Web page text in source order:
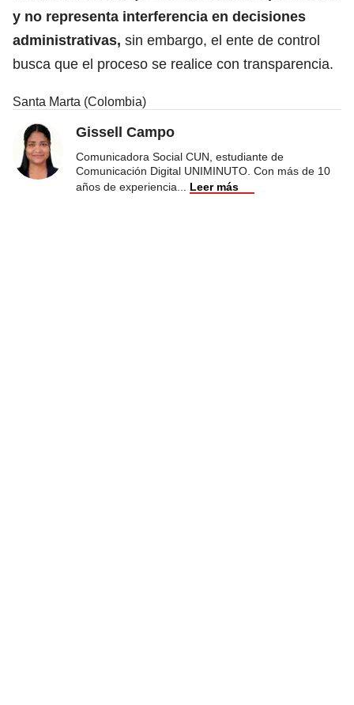
y no representa interferencia en decisiones
administrativas, sin embargo, el ente de control
busca que el proceso se realice con transparencia.
Santa Marta (Colombia)
Gissell Campo
Comunicadora Social CUN, estudiante de
Comunicación Digital UNIMINUTO. Con más de 10
años de experiencia
Leer más